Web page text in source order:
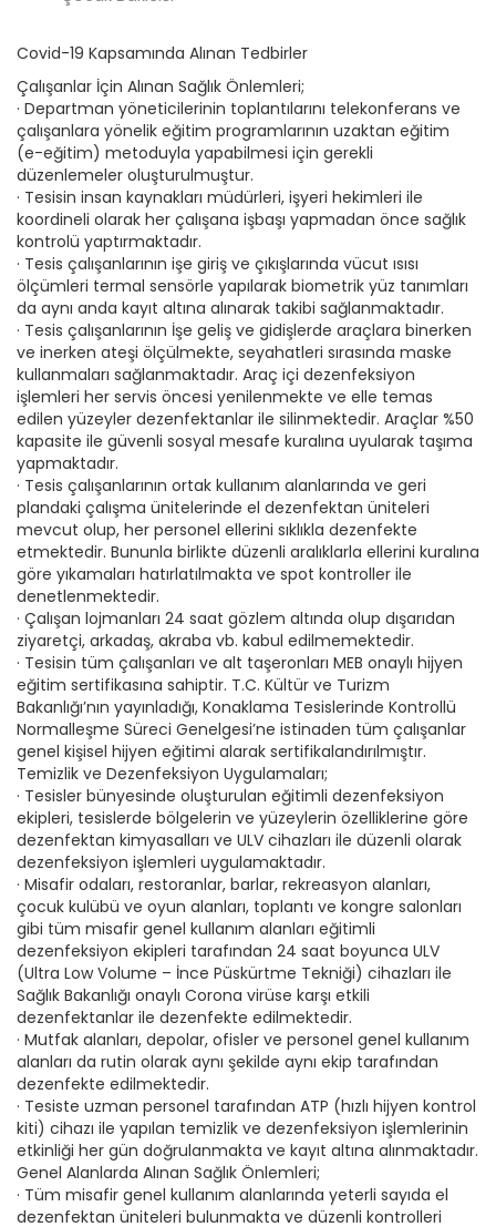
Covid-19 Kapsamında Alınan Tedbirler
Çalışanlar İçin Alınan Sağlık Önlemleri;
· Departman yöneticilerinin toplantılarını telekonferans ve
çalışanlara yönelik eğitim programlarının uzaktan eğitim
(e-eğitim) metoduyla yapabilmesi için gerekli
düzenlemeler oluşturulmuştur.
· Tesisin insan kaynakları müdürleri, işyeri hekimleri ile
koordineli olarak her çalışana işbaşı yapmadan önce sağlık
kontrolü yaptırmaktadır.
· Tesis çalışanlarının işe giriş ve çıkışlarında vücut ısısı
ölçümleri termal sensörle yapılarak biometrik yüz tanımları
da aynı anda kayıt altına alınarak takibi sağlanmaktadır.
· Tesis çalışanlarının İşe geliş ve gidişlerde araçlara binerken
ve inerken ateşi ölçülmekte, seyahatleri sırasında maske
kullanmaları sağlanmaktadır. Araç içi dezenfeksiyon
işlemleri her servis öncesi yenilenmekte ve elle temas
edilen yüzeyler dezenfektanlar ile silinmektedir. Araçlar %50
kapasite ile güvenli sosyal mesafe kuralına uyularak taşıma
yapmaktadır.
· Tesis çalışanlarının ortak kullanım alanlarında ve geri
plandaki çalışma ünitelerinde el dezenfektan üniteleri
mevcut olup, her personel ellerini sıklıkla dezenfekte
etmektedir. Bununla birlikte düzenli aralıklarla ellerini kuralına
göre yıkamaları hatırlatılmakta ve spot kontroller ile
denetlenmektedir.
· Çalışan lojmanları 24 saat gözlem altında olup dışarıdan
ziyaretçi, arkadaş, akraba vb. kabul edilmemektedir.
· Tesisin tüm çalışanları ve alt taşeronları MEB onaylı hijyen
eğitim sertifikasına sahiptir. T.C. Kültür ve Turizm
Bakanlığı’nın yayınladığı, Konaklama Tesislerinde Kontrollü
Normalleşme Süreci Genelgesi’ne istinaden tüm çalışanlar
genel kişisel hijyen eğitimi alarak sertifikalandırılmıştır.
Temizlik ve Dezenfeksiyon Uygulamaları;
· Tesisler bünyesinde oluşturulan eğitimli dezenfeksiyon
ekipleri, tesislerde bölgelerin ve yüzeylerin özelliklerine göre
dezenfektan kimyasalları ve ULV cihazları ile düzenli olarak
dezenfeksiyon işlemleri uygulamaktadır.
· Misafir odaları, restoranlar, barlar, rekreasyon alanları,
çocuk kulübü ve oyun alanları, toplantı ve kongre salonları
gibi tüm misafir genel kullanım alanları eğitimli
dezenfeksiyon ekipleri tarafından 24 saat boyunca ULV
(Ultra Low Volume – İnce Püskürtme Tekniği) cihazları ile
Sağlık Bakanlığı onaylı Corona virüse karşı etkili
dezenfektanlar ile dezenfekte edilmektedir.
· Mutfak alanları, depolar, ofisler ve personel genel kullanım
alanları da rutin olarak aynı şekilde aynı ekip tarafından
dezenfekte edilmektedir.
· Tesiste uzman personel tarafından ATP (hızlı hijyen kontrol
kiti) cihazı ile yapılan temizlik ve dezenfeksiyon işlemlerinin
etkinliği her gün doğrulanmakta ve kayıt altına alınmaktadır.
Genel Alanlarda Alınan Sağlık Önlemleri;
· Tüm misafir genel kullanım alanlarında yeterli sayıda el
dezenfektan üniteleri bulunmakta ve düzenli kontrolleri